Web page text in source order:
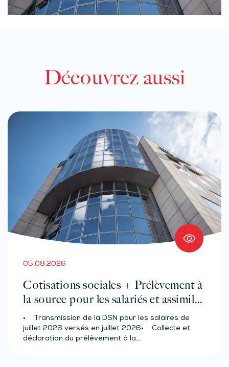
Découvrez aussi
05.08.2026
Cotisations sociales + Prélèvement à
la source pour les salariés et assimilés
(effectif d’au moins 50 salariés)
• Transmission de la DSN pour les salaires de
juillet 2026 versés en juillet 2026• Collecte et
déclaration du prélèvement à la…